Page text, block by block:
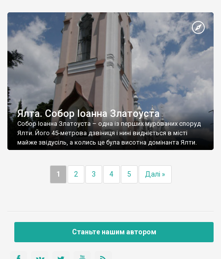
Ялта. Собор Іоанна Златоуста
Собор Іоанна Златоуста – одна із перших мурованих споруд
Ялти. Його 45-метрова дзвіниця і нині видніється в місті
майже звідусіль, а колись це була висотна домінанта Ялти.
1 2 3 4 5 Далі »
Станьте нашим автором